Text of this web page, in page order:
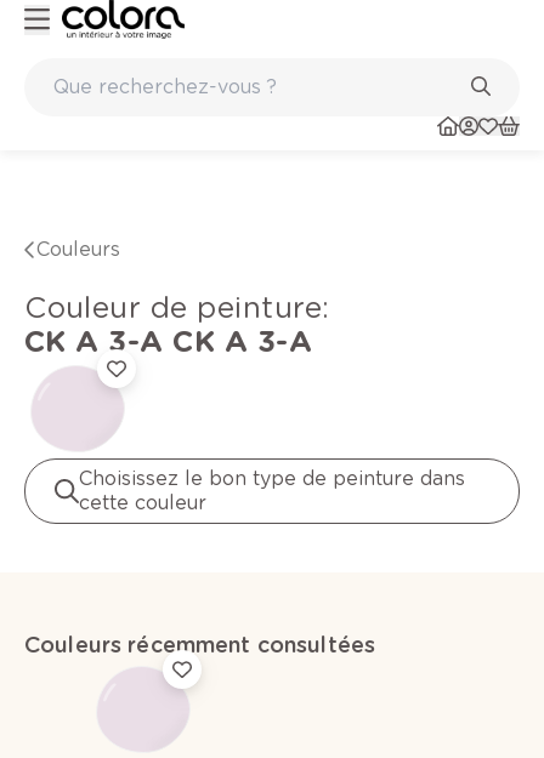
Couleurs
Couleur de peinture:
CK A 3-A CK A 3-A
Choisissez le bon type de peinture dans
cette couleur
Couleurs récemment consultées